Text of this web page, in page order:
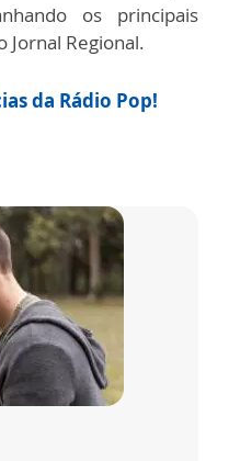
os principais
Jornal Regional.
da Rádio Pop!